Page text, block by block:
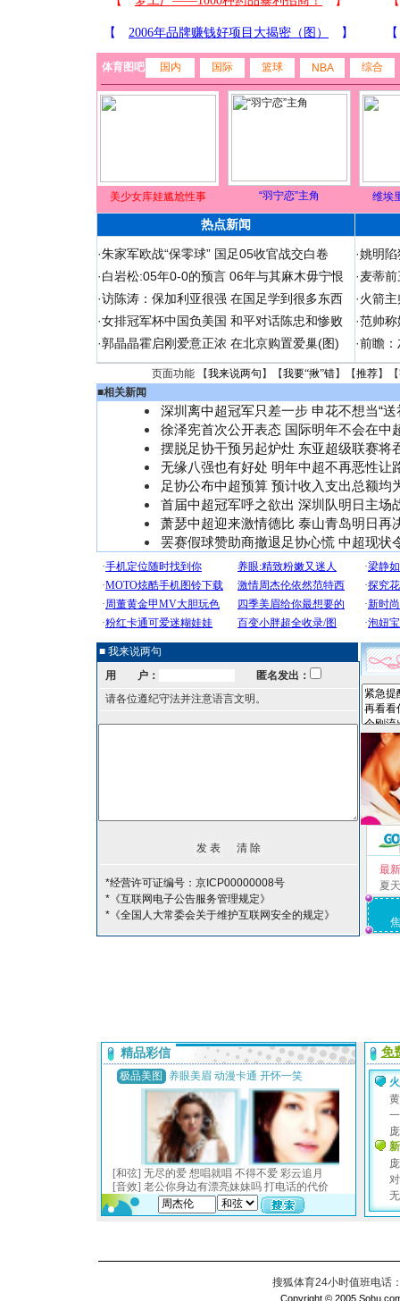
体育图吧 国内 国际 篮球 NBA 综合
美少女库娃尴尬性事 “羽宁恋”主角 维埃
热点新闻
·朱家军欧战“保零球” 国足05收官战交白卷
·白岩松:05年0-0的预言 06年与其麻木毋宁恨
·访陈涛：保加利亚很强 在国足学到很多东西
·女排冠军杯中国负美国 和平对话陈忠和惨败
·郭晶晶霍启刚爱意正浓 在北京购置爱巢(图)
·姚明
·麦蒂
·火箭
·范帅
·前瞻
页面功能 【我来说两句 】【我要“揪”错】【推荐】
■相关新闻
深圳离中超冠军只差一步 申花不想当“送
徐泽宪首次公开表态 国际明年不会在中
摆脱足协干预另起炉灶 东亚超级联赛将
无缘八强也有好处 明年中超不再恶性让
足协公布中超预算 预计收入支出总额均
首届中超冠军呼之欲出 深圳队明日主场
萧瑟中超迎来激情德比 泰山青岛明日再
罢赛假球赞助商撤退足协心慌 中超现状
■ 我来说两句
用 户：
匿名发出：
请各位遵纪守法并注意语言文明。
*经营许可证编号：京ICP00000008号
*《互联网电子公告服务管理规定》
*《全国人大常委会关于维护互联网安全的规定》
最
夏
搜狐体育24小时值班电话
Copyright © 2005